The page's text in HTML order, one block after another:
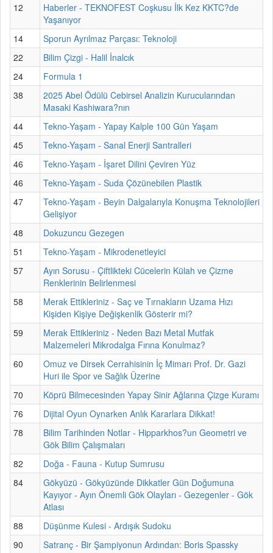
12
Haberler - TEKNOFEST Coşkusu İlk Kez KKTC?de
Yaşanıyor
14
Sporun Ayrılmaz Parçası: Teknoloji
22
Bilim Çizgi - Halil İnalcık
24
Formula 1
38
2025 Abel Ödülü Cebirsel Analizin Kurucularından
Masaki Kashiwara?nın
44
Tekno-Yaşam - Yapay Kalple 100 Gün Yaşam
45
Tekno-Yaşam - Sanal Enerji Santralleri
46
Tekno-Yaşam - İşaret Dilini Çeviren Yüz
46
Tekno-Yaşam - Suda Çözünebilen Plastik
47
Tekno-Yaşam - Beyin Dalgalarıyla Konuşma Teknolojileri
Gelişiyor
48
Dokuzuncu Gezegen
51
Tekno-Yaşam - Mikrodenetleyici
57
Ayın Sorusu - Çiftlikteki Cücelerin Külah ve Çizme
Renklerinin Belirlenmesi
58
Merak Ettikleriniz - Saç ve Tırnakların Uzama Hızı
Kişiden Kişiye Değişkenlik Gösterir mi?
59
Merak Ettikleriniz - Neden Bazı Metal Mutfak
Malzemeleri Mikrodalga Fırına Konulmaz?
60
Omuz ve Dirsek Cerrahisinin İç Mimarı Prof. Dr. Gazi
Huri ile Spor ve Sağlık Üzerine
70
Köprü Bilmecesinden Yapay Sinir Ağlarına Çizge Kuramı
76
Dijital Oyun Oynarken Anlık Kararlara Dikkat!
78
Bilim Tarihinden Notlar - Hipparkhos?un Geometri ve
Gök Bilim Çalışmaları
82
Doğa - Fauna - Kutup Sumrusu
84
Gökyüzü - Gökyüzünde Dikkatler Gün Doğumuna
Kayıyor - Ayın Önemli Gök Olayları - Gezegenler - Gök
Atlası
88
Düşünme Kulesi - Ardışık Sudoku
90
Satranç - Bir Şampiyonun Ardından: Boris Spassky